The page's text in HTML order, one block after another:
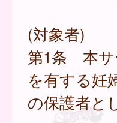
(対象者)
第1条 本サ
を有する妊
の保護者と